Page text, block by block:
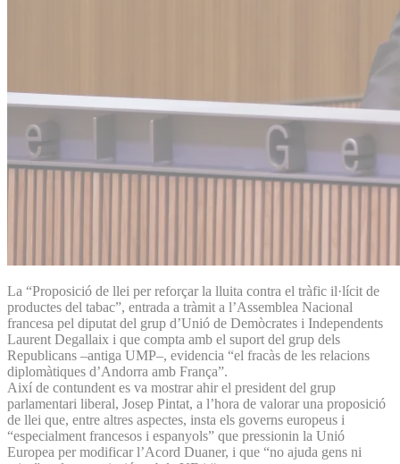
La “Proposició de llei per reforçar la lluita contra el tràfic il·lícit de
productes del tabac”, entrada a tràmit a l’Assemblea Nacional
francesa pel diputat del grup d’Unió de Demòcrates i Independents
Laurent Degallaix i que compta amb el suport del grup dels
Republicans –antiga UMP–, evidencia “el fracàs de les relacions
diplomàtiques d’Andorra amb França”.
Així de contundent es va mostrar ahir el president del grup
parlamentari liberal, Josep Pintat, a l’hora de valorar una proposició
de llei que, entre altres aspectes, insta els governs europeus i
“especialment francesos i espanyols” que pressionin la Unió
Europea per modificar l’Acord Duaner, i que “no ajuda gens ni